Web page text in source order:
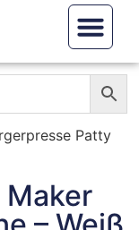
Patty